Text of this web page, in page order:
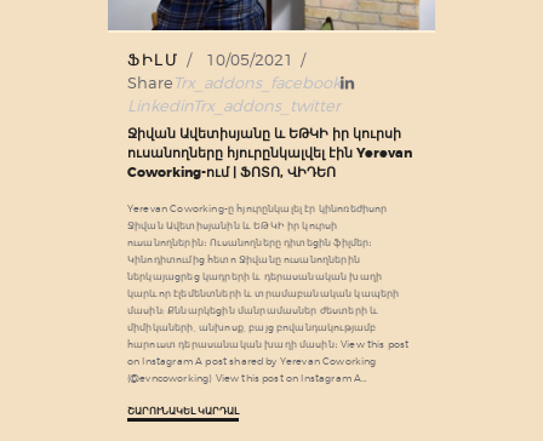
ՖԻԼՄ
10/05/2021
ShareTrx_addons_facebook
LinkedinTrx_addons_twitter
Ջիվան Ավետիսյանը և ԵԹԿԻ իր կուրսի
ուսանողները հյուրընկալվել էին Yerevan
Coworking-ում | ՖՈՏՈ, ՎԻԴԵՈ
Yerevan Coworking-ը հյուրընկալել էր կինոռեժիսոր
Ջիվան Ավետիսյանին և ԵԹԿԻ իր կուրսի
ուսանողներին։ Ուսանողները դիտեցին ֆիլմեր։
Կինոդիտումից հետո Ջիվանը ուսանողներին
ներկայացրեց կադրերի և դերասանական խաղի
կարևոր էլեմենտների և տրամաբանական կապերի
մասին: Քննարկեցին մանրամասներ ժեստերի և
միմիկաների, անխոսք, բայց բովանդակությամբ
հարուստ դերասանական խաղի մասին։ View this post
on Instagram A post shared by Yerevan Coworking
(@evncoworking) View this post on Instagram A…
ՇԱՐՈՒՆԱԿԵԼ ԿԱՐԴԱԼ